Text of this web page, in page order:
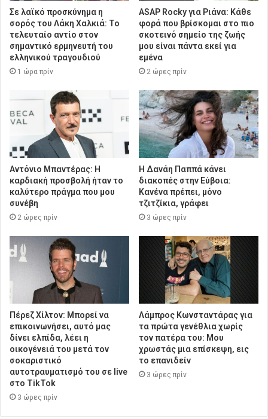
Σε λαϊκό προσκύνημα η
σορός του Λάκη Χαλκιά: Το
τελευταίο αντίο στον
σημαντικό ερμηνευτή του
ελληνικού τραγουδιού
1 ώρα πρίν
ASAP Rocky για Ριάνα: Κάθε
φορά που βρίσκομαι στο πιο
σκοτεινό σημείο της ζωής
μου είναι πάντα εκεί για
εμένα
2 ώρες πρίν
Αντόνιο Μπαντέρας: Η
καρδιακή προσβολή ήταν το
καλύτερο πράγμα που μου
συνέβη
2 ώρες πρίν
Η Δανάη Παππά κάνει
διακοπές στην Εύβοια:
Κανένα πρέπει, μόνο
τζιτζίκια, γράφει
3 ώρες πρίν
Πέρεζ Χίλτον: Μπορεί να
επικοινωνήσει, αυτό μας
δίνει ελπίδα, λέει η
οικογένειά του μετά τον
σοκαριστικό
αυτοτραυματισμό του σε live
στο TikTok
3 ώρες πρίν
Λάμπρος Κωνσταντάρας για
τα πρώτα γενέθλια χωρίς
τον πατέρα του: Μου
χρωστάς μια επίσκεψη, εις
το επανιδείν
3 ώρες πρίν